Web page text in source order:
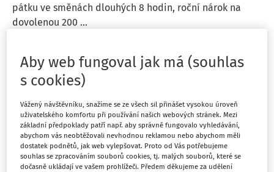
pátku ve směnách dlouhých 8 hodin, roční nárok na
dovolenou 200 ...
Vydáno: 29. 7. 2026 2 minuty čtení
EXPERTNÍ ODPOVĚDI
Nárok na dovolenou navazující na MD u 2.
dítěte
Jaký má naše zaměstnankyně nárok na dovolenou
bezprostředně navazující na mateřskou dovolenou?
Aby web fungoval jak má (souhlas
s cookies)
Vážený návštěvníku, snažíme se ze všech sil přinášet vysokou úroveň
uživatelského komfortu při používání našich webových stránek. Mezi
základní předpoklady patří např. aby správně fungovalo vyhledávání,
abychom vás neobtěžovali nevhodnou reklamou nebo abychom měli
dostatek podnětů, jak web vylepšovat. Proto od Vás potřebujeme
souhlas se zpracováním souborů cookies, tj. malých souborů, které se
dočasně ukládají ve vašem prohlížeči. Předem děkujeme za udělení